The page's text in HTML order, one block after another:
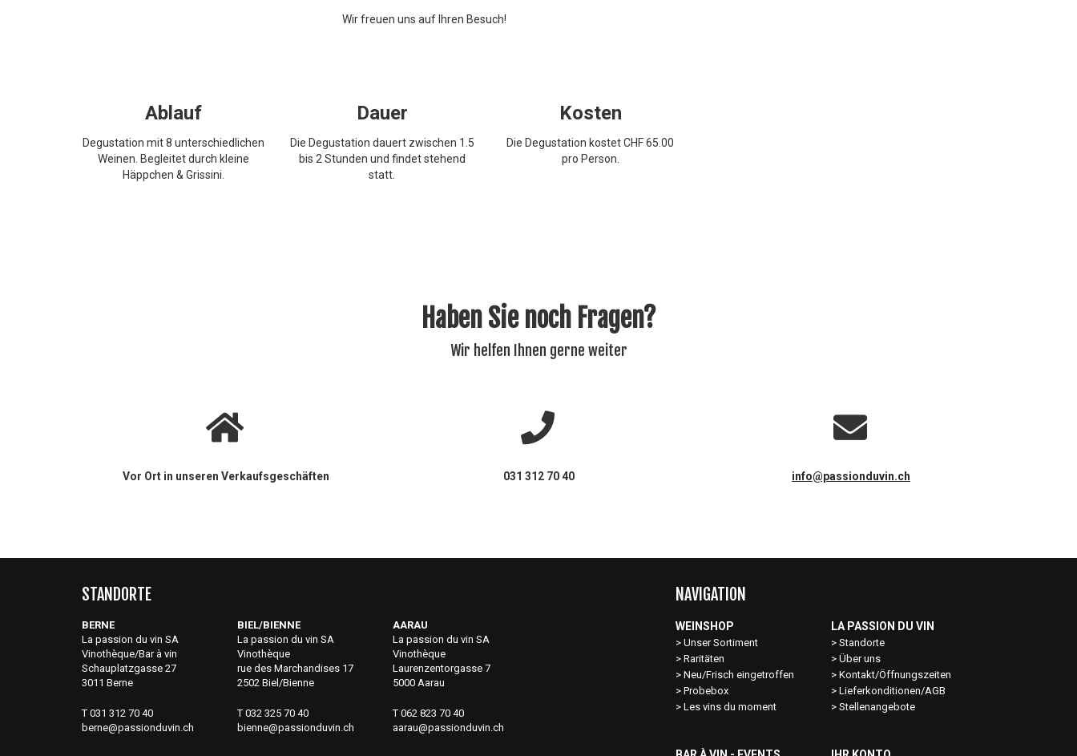
Wir freuen uns auf Ihren Besuch!
Ablauf
Degustation mit 8 unterschiedlichen
Weinen. Begleitet durch kleine
Häppchen & Grissini.
Dauer
Die Degustation dauert zwischen 1.5
bis 2 Stunden und findet stehend
statt.
Kosten
Die Degustation kostet CHF 65.00
pro Person.
Haben Sie noch Fragen?
Wir helfen Ihnen gerne weiter
Vor Ort in unseren Verkaufsgeschäften 031 312 70 40 info@passionduvin.ch
STANDORTE
BERNE
La passion du vin SA
Vinothèque/Bar à vin
Schauplatzgasse 27
3011 Berne
T 031 312 70 40
berne@passionduvin.ch
BIEL/BIENNE
La passion du vin SA
Vinothèque
rue des Marchandises 17
2502 Biel/Bienne
T 032 325 70 40
bienne@passionduvin.ch
AARAU
La passion du vin SA
Vinothèque
Laurenzentorgasse 7
5000 Aarau
T 062 823 70 40
aarau@passionduvin.ch
NAVIGATION
WEINSHOP
Unser Sortiment
Raritäten
Neu/Frisch eingetroffen
Probebox
Les vins du moment
LA PASSION DU VIN
Standorte
Über uns
Kontakt/Öffnungszeiten
Lieferkonditionen/AGB
Stellenangebote